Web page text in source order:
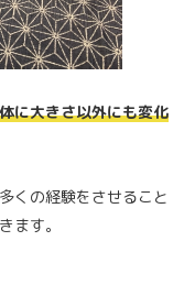
体に大きさ以外にも変化
くの経験をさせること
ます。